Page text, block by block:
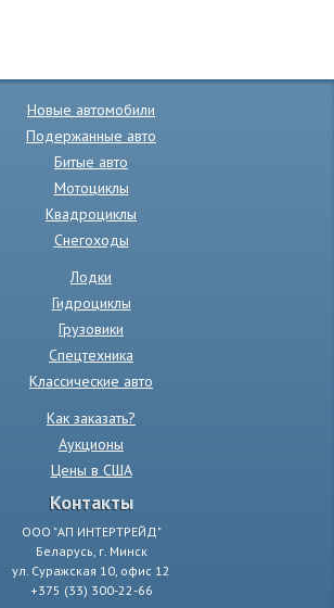
Новые автомобили
Подержанные авто
Битые авто
Мотоциклы
Квадроциклы
Снегоходы
Лодки
Гидроциклы
Грузовики
Спецтехника
Классические авто
Как заказать?
Аукционы
Цены в США
Контакты
ООО "АП ИНТЕРТРЕЙД"
Беларусь, г. Минск
ул. Суражская 10, офис 12
+375 (33) 300-22-66